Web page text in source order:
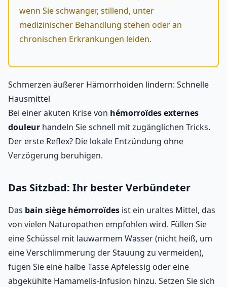
wenn Sie schwanger, stillend, unter
medizinischer Behandlung stehen oder an
chronischen Erkrankungen leiden.
Schmerzen äußerer Hämorrhoiden lindern: Schnelle
Hausmittel
Bei einer akuten Krise von hémorroïdes externes
douleur handeln Sie schnell mit zugänglichen Tricks.
Der erste Reflex? Die lokale Entzündung ohne
Verzögerung beruhigen.
Das Sitzbad: Ihr bester Verbündeter
Das bain siège hémorroïdes ist ein uraltes Mittel, das
von vielen Naturopathen empfohlen wird. Füllen Sie
eine Schüssel mit lauwarmem Wasser (nicht heiß, um
eine Verschlimmerung der Stauung zu vermeiden),
fügen Sie eine halbe Tasse Apfelessig oder eine
abgekühlte Hamamelis-Infusion hinzu. Setzen Sie sich